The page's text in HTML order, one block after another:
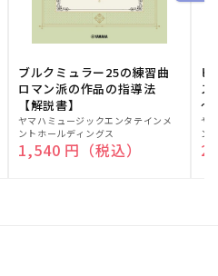
ブルクミュラー25の練習曲
ロマン派の作品の指導法
【解説書】
販
売
元:
ヤマハミュージックエンタテインメ
ントホールディングス
通常価格
1,540 円（税込）
ピ
ス
～
販
売
元:
ヤ
ン